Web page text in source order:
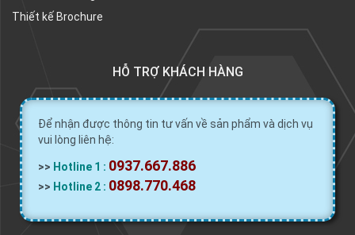
Thiết kế Brochure
HỖ TRỢ KHÁCH HÀNG
Để nhận được thông tin tư vấn về sản phẩm và dịch vụ
vui lòng liên hệ:
>> Hotline 1 : 0937.667.886
>> Hotline 2 : 0898.770.468